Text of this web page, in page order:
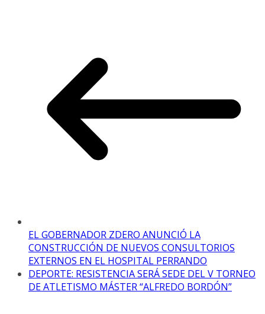
EL GOBERNADOR ZDERO ANUNCIÓ LA
CONSTRUCCIÓN DE NUEVOS CONSULTORIOS
EXTERNOS EN EL HOSPITAL PERRANDO
DEPORTE: RESISTENCIA SERÁ SEDE DEL V TORNEO
DE ATLETISMO MÁSTER “ALFREDO BORDÓN”